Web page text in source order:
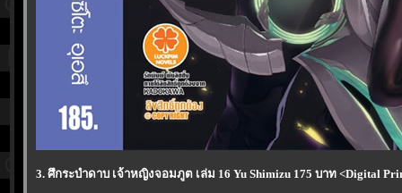
3. ศึกระบำดาบ เจ้าหญิงจอมภูต เล่ม 16 Yu Shimizu 175 บาท <Digital